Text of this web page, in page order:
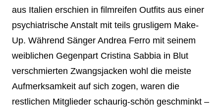
aus Italien erschien in filmreifen Outfits aus einer
psychiatrische Anstalt mit teils grusligem Make-
Up. Während Sänger Andrea Ferro mit seinem
weiblichen Gegenpart Cristina Sabbia in Blut
verschmierten Zwangsjacken wohl die meiste
Aufmerksamkeit auf sich zogen, waren die
restlichen Mitglieder schaurig-schön geschminkt –